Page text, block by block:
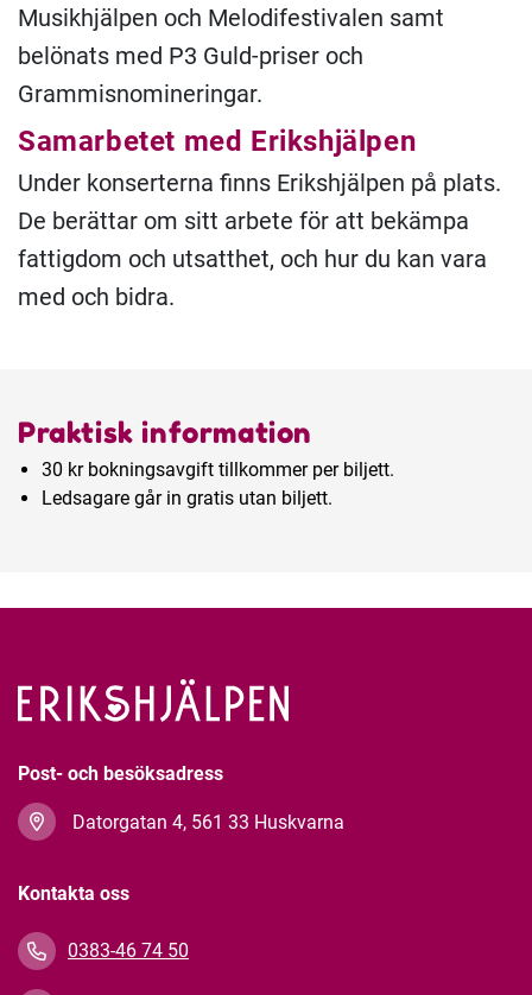
Musikhjälpen och Melodifestivalen samt
belönats med P3 Guld-priser och
Grammisnomineringar.
Samarbetet med Erikshjälpen
Under konserterna finns Erikshjälpen på plats.
De berättar om sitt arbete för att bekämpa
fattigdom och utsatthet, och hur du kan vara
med och bidra.
Praktisk information
30 kr bokningsavgift tillkommer per biljett.
Ledsagare går in gratis utan biljett.
Post- och besöksadress
Datorgatan 4, 561 33 Huskvarna
Kontakta oss
0383-46 74 50